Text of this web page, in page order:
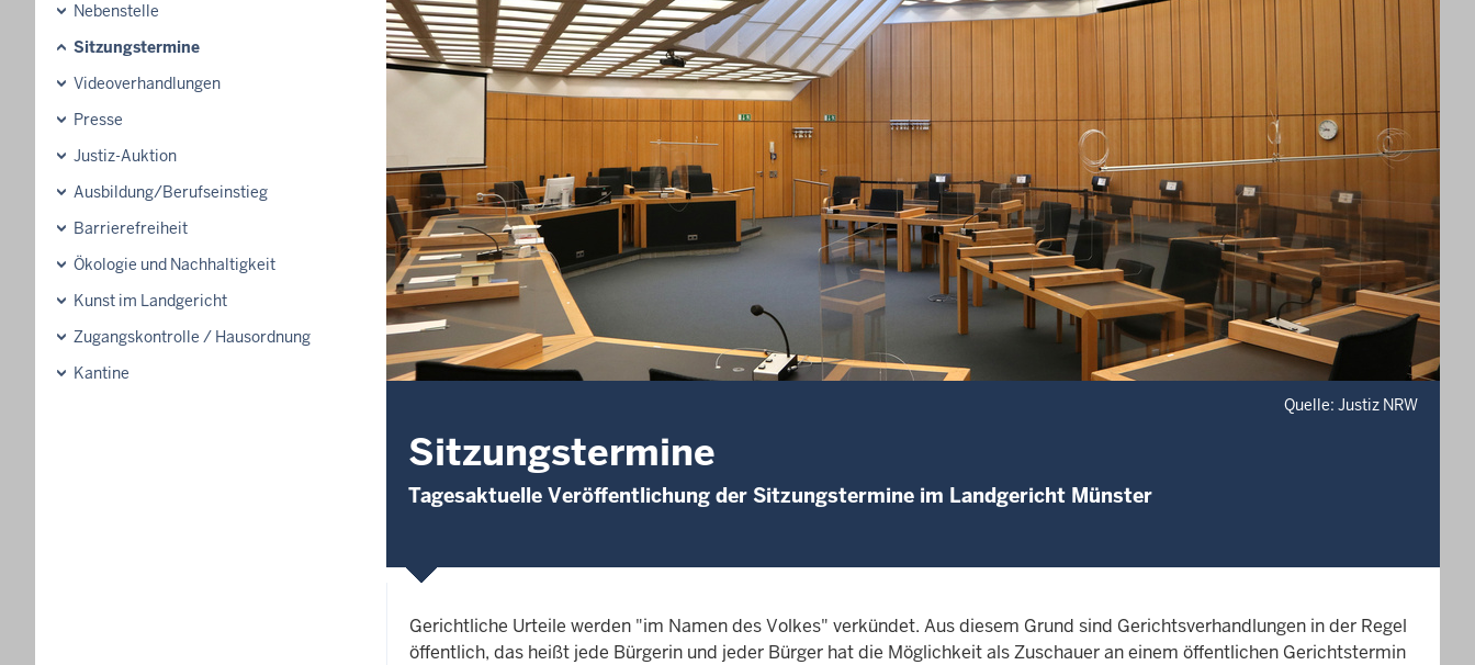
Nebenstelle
Sitzungstermine
Videoverhandlungen
Presse
Justiz-Auktion
Ausbildung/Berufseinstieg
Barrierefreiheit
Ökologie und Nachhaltigkeit
Kunst im Landgericht
Zugangskontrolle / Hausordnung
Kantine
Quelle: Justiz NRW
Sitzungstermine
Tagesaktuelle Veröffentlichung der Sitzungstermine im Landgericht Münster
Gerichtliche Urteile werden "im Namen des Volkes" verkündet. Aus diesem Grund sind Gerichtsverhandlungen in der Regel
öffentlich, das heißt jede Bürgerin und jeder Bürger hat die Möglichkeit als Zuschauer an einem öffentlichen Gerichtstermin